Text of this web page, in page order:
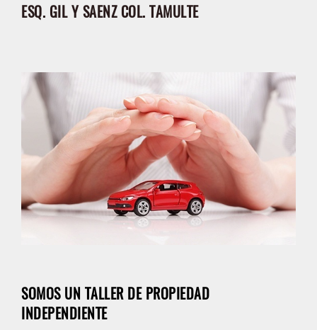
ESQ. GIL Y SAENZ COL. TAMULTE
SOMOS UN TALLER DE PROPIEDAD
INDEPENDIENTE